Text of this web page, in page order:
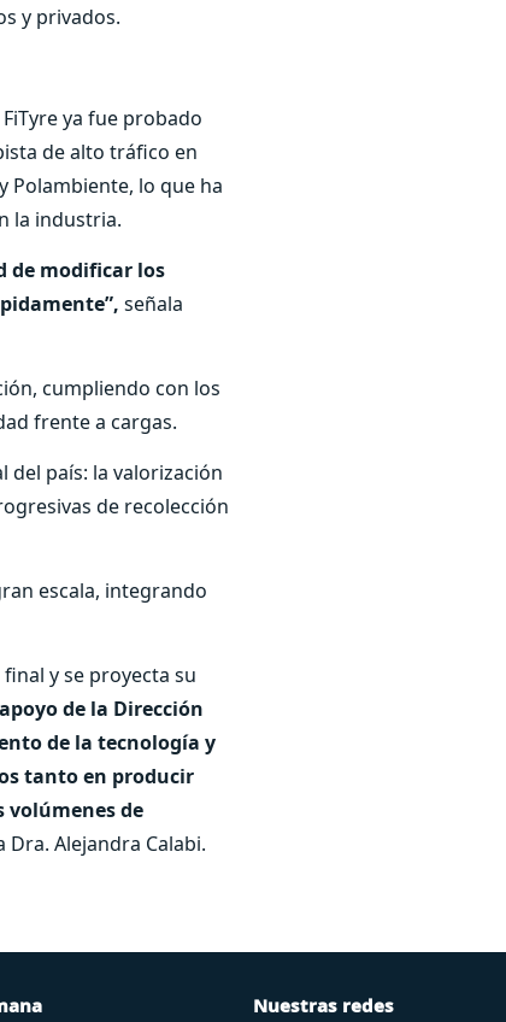
y privados.
ya fue probado
de alto tráfico en
Polambiente, lo que ha
la industria.
de modificar los
señala
cumpliendo con los
frente a cargas.
del país: la valorización
de recolección
escala, integrando
y se proyecta su
de la Dirección
de la tecnología y
tanto en producir
volúmenes de
Dra. Alejandra Calabi.
Nuestras redes